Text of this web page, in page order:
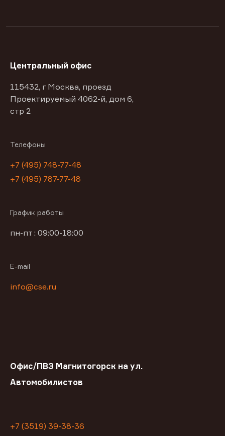
Центральный офис
115432, г Москва, проезд
Проектируемый 4062-й, дом 6,
стр 2
Телефоны
+7 (495) 748-77-48
+7 (495) 787-77-48
График работы
пн-пт : 09:00-18:00
E-mail
info@cse.ru
Офис/ПВЗ Магнитогорск на ул.
Автомобилистов
+7 (3519) 39-38-36